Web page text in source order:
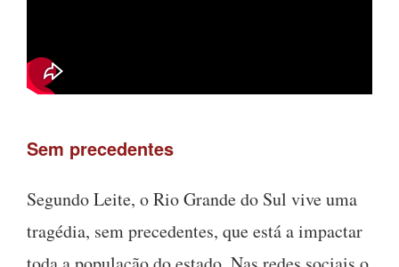
Sem precedentes
Segundo Leite, o Rio Grande do Sul vive uma
tragédia, sem precedentes, que está a impactar